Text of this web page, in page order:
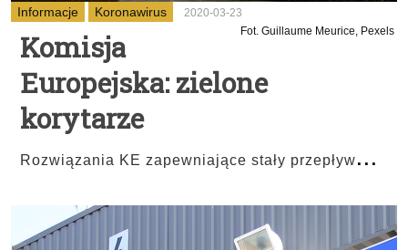
Informacje Koronawirus
2020-03-23
Fot. Guillaume Meurice, Pexels
Komisja
Europejska: zielone
korytarze
Rozwiązania KE zapewniające stały przepływ...